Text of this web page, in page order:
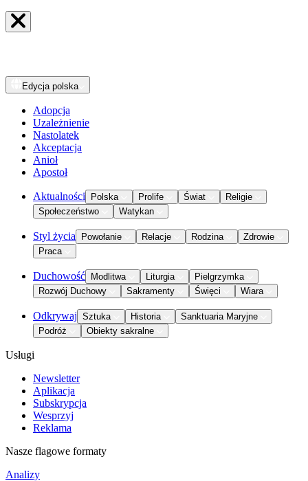
Edycja polska
Adopcja
Uzależnienie
Nastolatek
Akceptacja
Anioł
Apostoł
Aktualności Polska Prolife Świat
Religie
Społeczeństwo
Watykan
Styl życia Powołanie Relacje Rodzina
Zdrowie
Praca
Duchowość Modlitwa Liturgia
Pielgrzymka
Rozwój Duchowy
Sakramenty Święci Wiara
Odkrywaj Sztuka Historia
Sanktuaria Maryjne
Podróż
Obiekty sakralne
Usługi
Newsletter
Aplikacja
Subskrypcja
Wesprzyj
Reklama
Nasze flagowe formaty
Analizy